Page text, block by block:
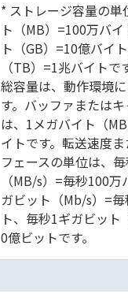
* ストレージ容量の単
ト（MB）=100万バ
ト（GB）=10億バイ
（TB）=1兆バイトで
総容量は、動作環境
す。バッファまたは
は、1メガバイト（
イトです。転送速度
フェースの単位は、
（MB/s）=毎秒100
ガビット（Mb/s）=
ト、毎秒1ギガビット
0億ビットです。